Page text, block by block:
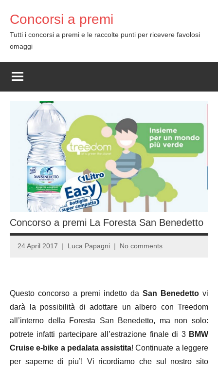
content
Concorsi a premi
Tutti i concorsi a premi e le raccolte punti per ricevere favolosi
omaggi
Concorso a premi La Foresta San Benedetto
24 April 2017 Luca Papagni No comments
Questo concorso a premi indetto da San Benedetto vi
darà la possibilità di adottare un albero con Treedom
all’interno della Foresta San Benedetto, ma non solo:
potrete infatti partecipare all’estrazione finale di 3 BMW
Cruise e-bike a pedalata assistita! Continuate a leggere
per saperne di piu’! Vi ricordiamo che sul nostro sito